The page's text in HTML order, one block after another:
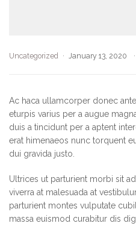
Uncategorized January 13, 2020
Ac haca ullamcorper donec
eturpis varius per a augue
duis a tincidunt per a aptent
erat himenaeos nunc torquent
dui gravida justo.
Ultrices ut parturient morbi sit
viverra at malesuada at
parturient montes vulputate
massa euismod curabitur dis